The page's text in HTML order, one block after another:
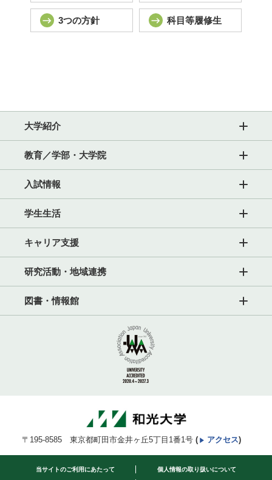
3つの方針 科目等履修生
大学紹介
教育／学部・大学院
入試情報
学生生活
キャリア支援
研究活動・地域連携
図書・情報館
〒195-8585 東京都町田市金井ヶ丘5丁目1番1号 ( アクセス)
当サイトのご利用にあたって 個人情報の取り扱いについて